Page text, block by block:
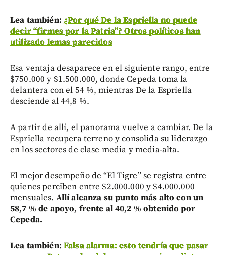
Lea también: ¿Por qué De la Espriella no puede
decir “firmes por la Patria”? Otros políticos han
utilizado lemas parecidos
Esa ventaja desaparece en el siguiente rango, entre
$750.000 y $1.500.000, donde Cepeda toma la
delantera con el 54 %, mientras De la Espriella
desciende al 44,8 %.
A partir de allí, el panorama vuelve a cambiar. De la
Espriella recupera terreno y consolida su liderazgo
en los sectores de clase media y media-alta.
El mejor desempeño de “El Tigre” se registra entre
quienes perciben entre $2.000.000 y $4.000.000
mensuales. Allí alcanza su punto más alto con un
58,7 % de apoyo, frente al 40,2 % obtenido por
Cepeda.
Lea también: Falsa alarma: esto tendría que pasar